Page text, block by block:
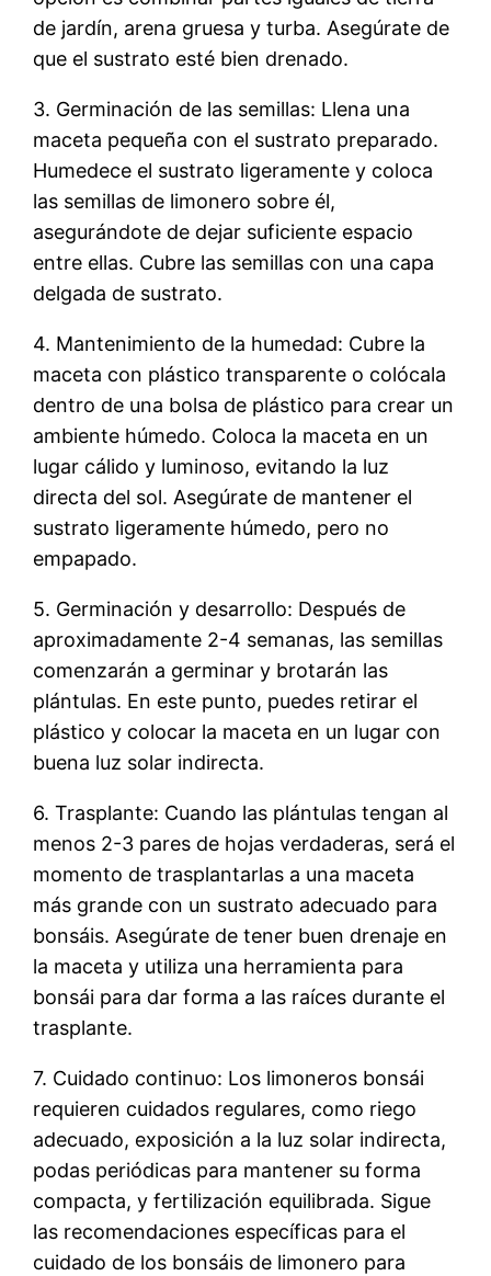
de jardín, arena gruesa y turba. Asegúrate de
que el sustrato esté bien drenado.
3. Germinación de las semillas: Llena una
maceta pequeña con el sustrato preparado.
Humedece el sustrato ligeramente y coloca
las semillas de limonero sobre él,
asegurándote de dejar suficiente espacio
entre ellas. Cubre las semillas con una capa
delgada de sustrato.
4. Mantenimiento de la humedad: Cubre la
maceta con plástico transparente o colócala
dentro de una bolsa de plástico para crear un
ambiente húmedo. Coloca la maceta en un
lugar cálido y luminoso, evitando la luz
directa del sol. Asegúrate de mantener el
sustrato ligeramente húmedo, pero no
empapado.
5. Germinación y desarrollo: Después de
aproximadamente 2-4 semanas, las semillas
comenzarán a germinar y brotarán las
plántulas. En este punto, puedes retirar el
plástico y colocar la maceta en un lugar con
buena luz solar indirecta.
6. Trasplante: Cuando las plántulas tengan al
menos 2-3 pares de hojas verdaderas, será el
momento de trasplantarlas a una maceta
más grande con un sustrato adecuado para
bonsáis. Asegúrate de tener buen drenaje en
la maceta y utiliza una herramienta para
bonsái para dar forma a las raíces durante el
trasplante.
7. Cuidado continuo: Los limoneros bonsái
requieren cuidados regulares, como riego
adecuado, exposición a la luz solar indirecta,
podas periódicas para mantener su forma
compacta, y fertilización equilibrada. Sigue
las recomendaciones específicas para el
cuidado de los bonsáis de limonero para